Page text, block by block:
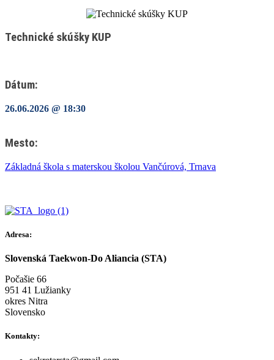
Technické skúšky KUP
Dátum:
26.06.2026 @ 18:30
Mesto:
Základná škola s materskou školou Vančúrová, Trnava
Adresa:
Slovenská Taekwon-Do Aliancia (STA)
Počašie 66
951 41 Lužianky
okres Nitra
Slovensko
Kontakty: